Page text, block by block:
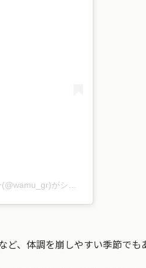
、体調を崩しやすい季節でも